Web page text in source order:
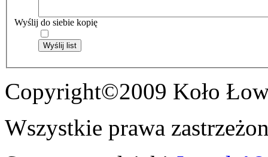
Wyślij do siebie kopię
Wyślij list
Copyright©2009 Koło
Wszystkie prawa